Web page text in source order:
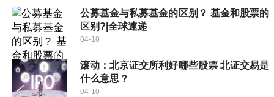
公募基金与私募基金的区别？ 基金和股票的
区别?|全球速递
04-10
滚动：北京证交所利好哪些股票 北证交易是
什么意思？
04-10